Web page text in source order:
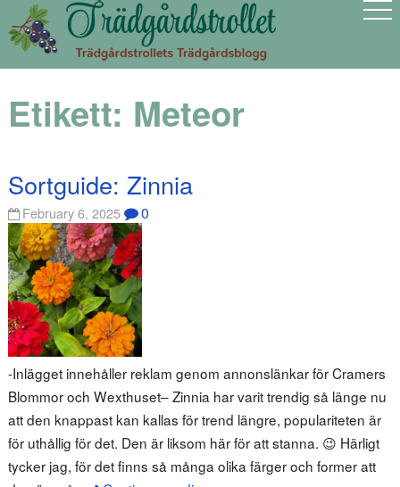
Etikett: Meteor
Sortguide: Zinnia
February 6, 2025 0
-Inlägget innehåller reklam genom annonslänkar för Cramers
Blommor och Wexthuset– Zinnia har varit trendig så länge nu
att den knappast kan kallas för trend längre, populariteten är
för uthållig för det. Den är liksom här för att stanna. 😉 Härligt
tycker jag, för det finns så många olika färger och former att